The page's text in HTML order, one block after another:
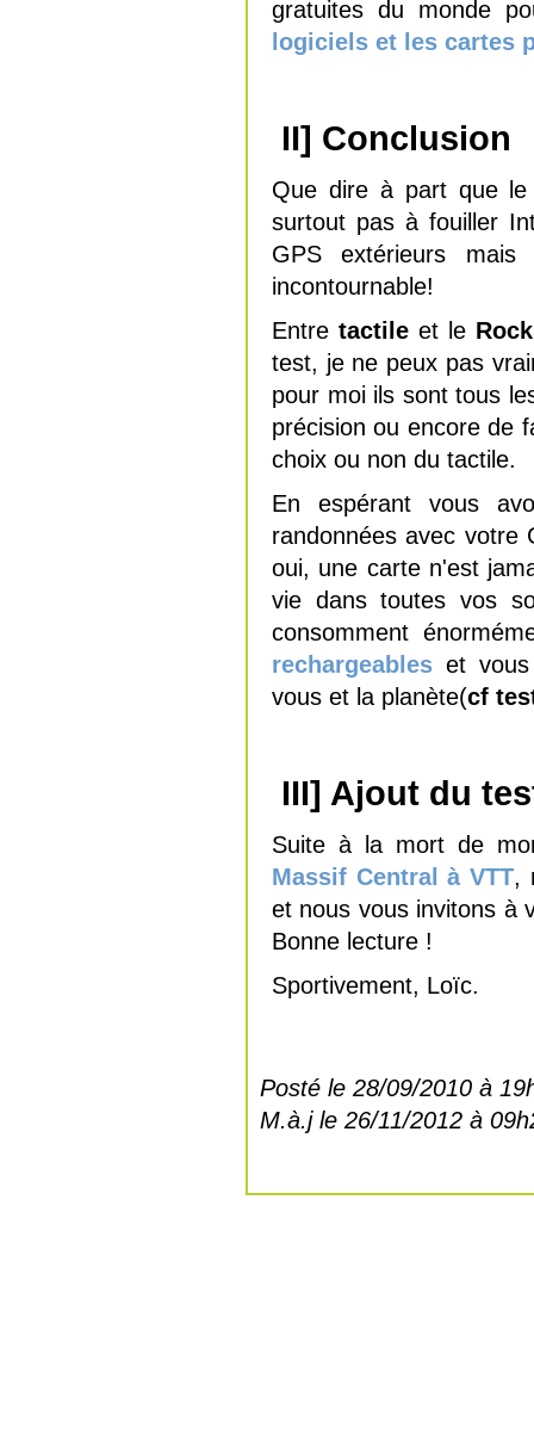
gratuites du monde
logiciels et les cartes
II] Conclusion
Que dire à part que
surtout pas à fouiller
GPS extérieurs
incontournable!
Entre tactileet le
test, je ne peux pas
pour moi ils sont tous
précision ou encore de
choix ou non du tactile.
En espérant vous
randonnées avec votre
oui, une carte n'est
vie dans toutes vos
consomment
rechargeables et
vous et la planète(cf
III] Ajout du
Suite à la mort de
Massif Central à VTT,
et nous vous invitons à
Bonne lecture !
Sportivement, Loïc.
Posté le 28/09/2010 à
M.à.j le 26/11/2012 à